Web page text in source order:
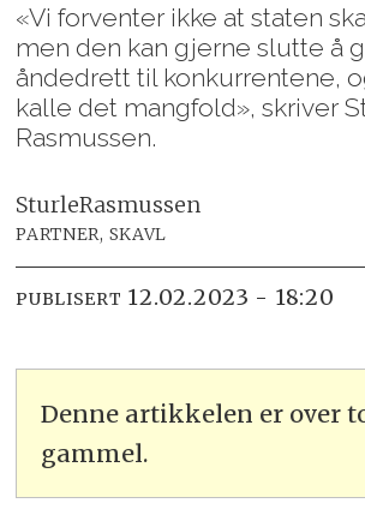
«Vi forventer ikke at staten
men den kan gjerne slutte å
åndedrett til konkurrentene,
kalle det mangfold», skriver
Rasmussen.
SturleRasmussen
PARTNER, SKAVL
PUBLISERT 12.02.2023 - 18:20
Denne artikkelen er over
gammel.